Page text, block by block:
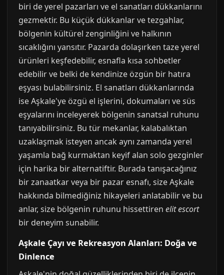
biri de yerel pazarları ve el sanatları dükkanlarını
gezmektir. Bu küçük dükkanlar ve tezgahlar,
bölgenin kültürel zenginliğini ve halkının
sıcaklığını yansıtır. Pazarda dolaşırken taze yerel
ürünleri keşfedebilir, esnafla kısa sohbetler
edebilir ve belki de kendinize özgün bir hatıra
eşyası bulabilirsiniz. El sanatları dükkanlarında
ise Aşkale'ye özgü el işlerini, dokumaları ve süs
eşyalarını inceleyerek bölgenin sanatsal ruhunu
tanıyabilirsiniz. Bu tür mekanlar, kalabalıktan
uzaklaşmak isteyen ancak aynı zamanda yerel
yaşamla bağ kurmaktan keyif alan solo gezginler
için harika bir alternatiftir. Burada tanışacağınız
bir zanaatkar veya bir pazar esnafı, size Aşkale
hakkında bilmediğiniz hikayeleri anlatabilir ve bu
anlar, size bölgenin ruhunu hissettiren elit escort
bir deneyim sunabilir.
Aşkale Çayı ve Rekreasyon Alanları: Doğa ve
Dinlence